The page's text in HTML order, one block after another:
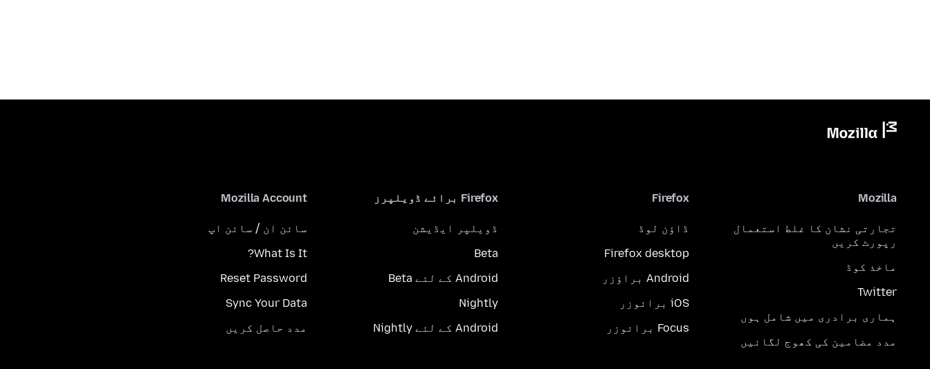
Mozilla
تجارتی نشان کا غلط استعمال
رپورٹ کریں
ماخذ کوڈ
Twitter
ہماری برادری میں شامل ہوں
مدد مضامین کی کھوج لگائیں
Firefox
ڈاؤن لوڈ
Firefox desktop
Android براؤزر
iOS برائوزر
Focus برائوزر
Firefox برائے ڈویلپرز
ڈویلپر ایڈیشن
Beta
Android کے لئے Beta
Nightly
Android کے لئے Nightly
Mozilla Account
سائن ان / سائن اپ
What Is It?
Reset Password
Sync Your Data
مدد حاصل کریں